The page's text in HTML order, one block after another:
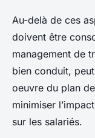
Au-delà de ces
doivent être
management de
bien conduit,
oeuvre du plan
minimiser
sur les salariés.